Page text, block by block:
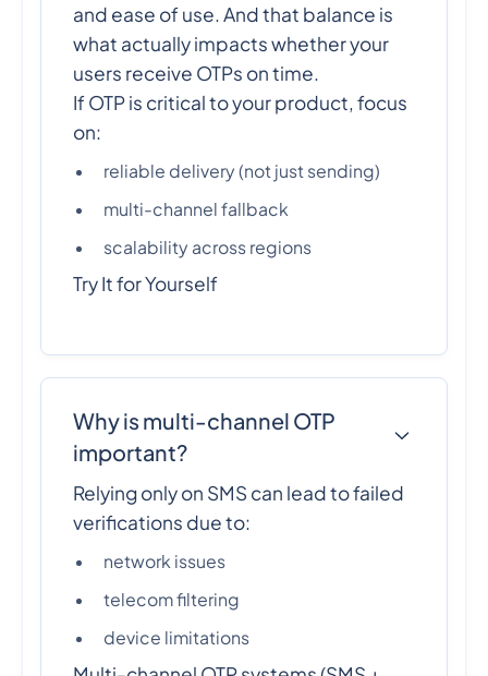
and ease of use. And that balance is
what actually impacts whether your
users receive OTPs on time.
If OTP is critical to your product, focus
on:
reliable delivery (not just sending)
multi-channel fallback
scalability across regions
Try It for Yourself
Why is multi-channel OTP
important?
Relying only on SMS can lead to failed
verifications due to:
network issues
telecom filtering
device limitations